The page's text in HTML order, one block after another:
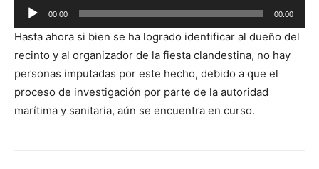
Reproductor
de
audio
00:00 00:00
Hasta ahora si bien se ha logrado identificar al dueño del
recinto y al organizador de la fiesta clandestina, no hay
personas imputadas por este hecho, debido a que el
proceso de investigación por parte de la autoridad
marítima y sanitaria, aún se encuentra en curso.